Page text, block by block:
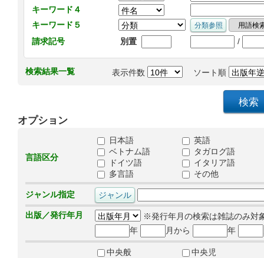
キーワード４
キーワード５
請求記号
別置 /
検索結果一覧 表示件数 ソート順
オプション
言語区分
日本語
英語
ベトナム語
タガログ語
ドイツ語
イタリア語
多言語
その他
ジャンル指定
出版／発行年月
※発行年月の検索は雑誌のみ対
年
月から 年
中央般
中央児